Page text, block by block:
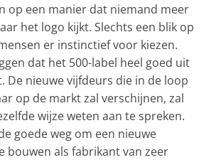
op een manier dat niemand meer
het logo kijkt. Slechts een blik op
er instinctief voor kiezen.
dat het 500-label heel goed uit
De nieuwe vijfdeurs die in de loop
op de markt zal verschijnen, zal
wijze weten aan te spreken.
goede weg om een nieuwe
bouwen als fabrikant van zeer